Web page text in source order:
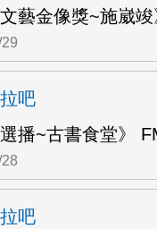
文藝金像獎~施崴
吧
選播~古書食堂》
吧